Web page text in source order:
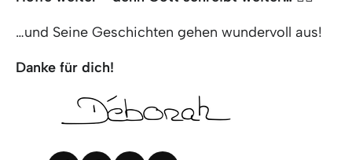
…und Seine Geschichten gehen wundervoll aus!
Danke für dich!